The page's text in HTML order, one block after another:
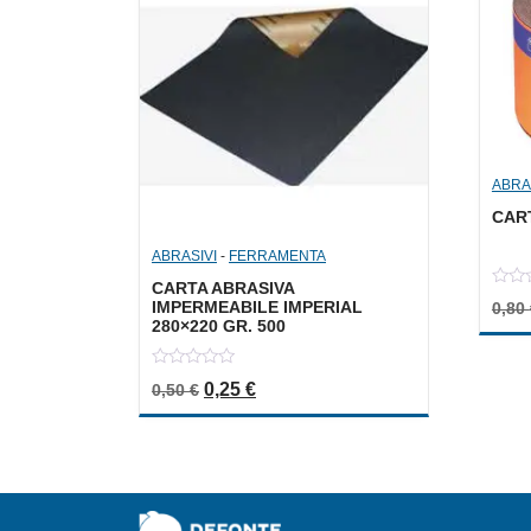
ABRASIVI - FERRAMENTA
CARTA ABRASIVA
IMPERMEABILE IMPERIAL
280×220 GR. 500
out
of
0,50€ Il prezzo originale era: 0,50 €.
0,25 €Il prezzo attuale è: 0,25 €.
out
of
0,80